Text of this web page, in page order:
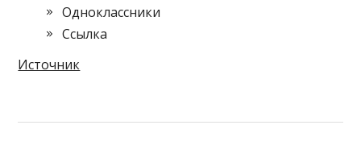
Одноклассники
Cсылка
Источник